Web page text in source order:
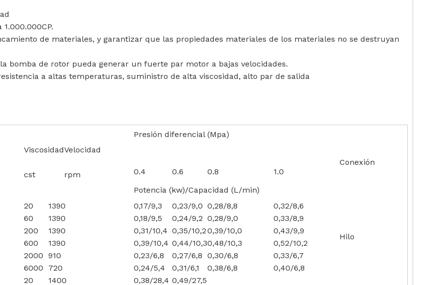
de materiales, y garantizar que las propiedades materiales de los materiales no se destruyan
bomba de rotor pueda generar un fuerte par motor a bajas velocidades.
a altas temperaturas, suministro de alta viscosidad, alto par de salida
Viscosidad
cst
Velocidad
rpm
Presión diferencial (Mpa)
Conexión
0.4
0.6 0.8
1.0
Potencia (kw)/Capacidad (L/min)
20 1390 0,17/9,3 0,23/9,0 0,28/8,8 0,32/8,6
Hilo
60 1390 0,18/9,5 0,24/9,2 0,28/9,0
0,33/8,9
200
1390 0,31/10,4 0,35/10,20,39/10,0
0,43/9,9
600
1390 0,39/10,4 0,44/10,30,48/10,3
0,52/10,2
2000 910 0,23/6,8 0,27/6,8 0,30/6,8
0,33/6,7
6000
720 0,24/5,4 0,31/6,1 0,38/6,8
0,40/6,8
20
1400 0,38/28,4 0,49/27,5